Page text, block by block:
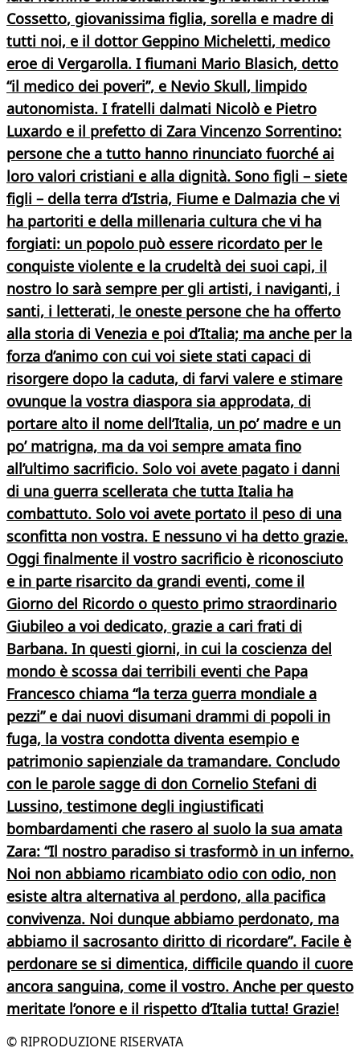
Cossetto, giovanissima figlia, sorella e madre di
tutti noi, e il dottor Geppino Micheletti, medico
eroe di Vergarolla. I fiumani Mario Blasich, detto
“il medico dei poveri”, e Nevio Skull, limpido
autonomista. I fratelli dalmati Nicolò e Pietro
Luxardo e il prefetto di Zara Vincenzo Sorrentino:
persone che a tutto hanno rinunciato fuorché ai
loro valori cristiani e alla dignità. Sono figli – siete
figli – della terra d’Istria, Fiume e Dalmazia che vi
ha partoriti e della millenaria cultura che vi ha
forgiati: un popolo può essere ricordato per le
conquiste violente e la crudeltà dei suoi capi, il
nostro lo sarà sempre per gli artisti, i naviganti, i
santi, i letterati, le oneste persone che ha offerto
alla storia di Venezia e poi d’Italia; ma anche per la
forza d’animo con cui voi siete stati capaci di
risorgere dopo la caduta, di farvi valere e stimare
ovunque la vostra diaspora sia approdata, di
portare alto il nome dell’Italia, un po’ madre e un
po’ matrigna, ma da voi sempre amata fino
all’ultimo sacrificio. Solo voi avete pagato i danni
di una guerra scellerata che tutta Italia ha
combattuto. Solo voi avete portato il peso di una
sconfitta non vostra. E nessuno vi ha detto grazie.
Oggi finalmente il vostro sacrificio è riconosciuto
e in parte risarcito da grandi eventi, come il
Giorno del Ricordo o questo primo straordinario
Giubileo a voi dedicato, grazie a cari frati di
Barbana. In questi giorni, in cui la coscienza del
mondo è scossa dai terribili eventi che Papa
Francesco chiama “la terza guerra mondiale a
pezzi” e dai nuovi disumani drammi di popoli in
fuga, la vostra condotta diventa esempio e
patrimonio sapienziale da tramandare. Concludo
con le parole sagge di don Cornelio Stefani di
Lussino, testimone degli ingiustificati
bombardamenti che rasero al suolo la sua amata
Zara: “Il nostro paradiso si trasformò in un inferno.
Noi non abbiamo ricambiato odio con odio, non
esiste altra alternativa al perdono, alla pacifica
convivenza. Noi dunque abbiamo perdonato, ma
abbiamo il sacrosanto diritto di ricordare”. Facile è
perdonare se si dimentica, difficile quando il cuore
ancora sanguina, come il vostro. Anche per questo
meritate l’onore e il rispetto d’Italia tutta! Grazie!
© RIPRODUZIONE RISERVATA